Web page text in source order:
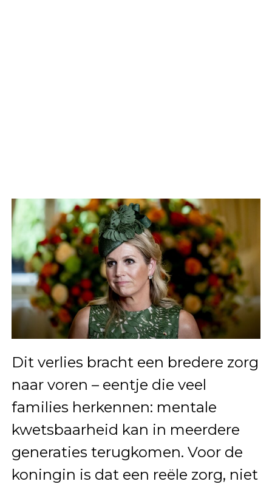
Dit verlies bracht een bredere zorg
naar voren – eentje die veel
families herkennen: mentale
kwetsbaarheid kan in meerdere
generaties terugkomen. Voor de
koningin is dat een reële zorg, niet